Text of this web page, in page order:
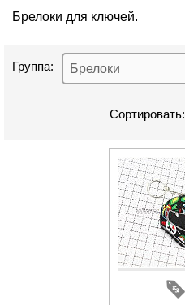
Брелоки для ключей.
Группа:
Сортировать: